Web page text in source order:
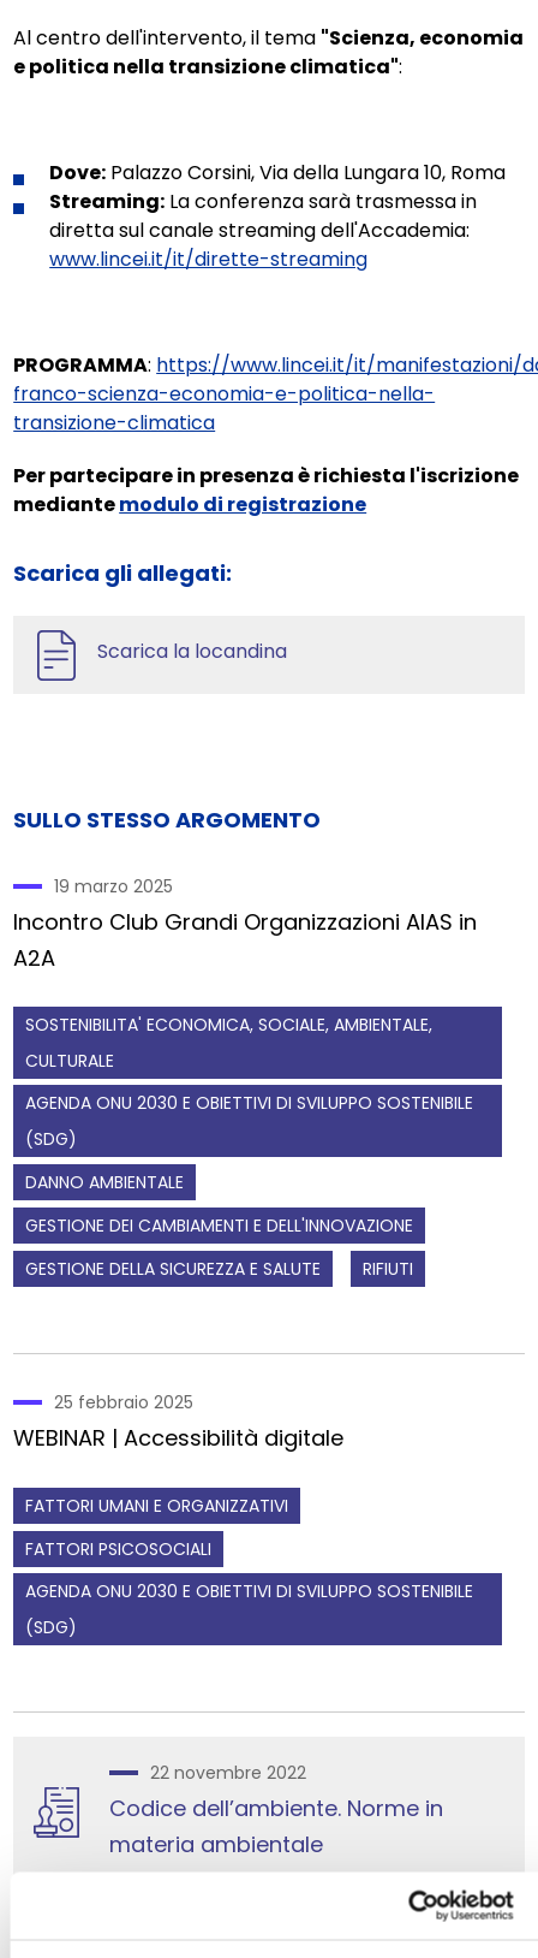
Al centro dell'intervento, il tema "Scienza, economia
e politica nella transizione climatica":
Dove: Palazzo Corsini, Via della Lungara 10, Roma
Streaming: La conferenza sarà trasmessa in
diretta sul canale streaming dell'Accademia:
www.lincei.it/it/dirette-streaming
PROGRAMMA: https://www.lincei.it/it/manifestazioni/
franco-scienza-economia-e-politica-nella-
transizione-climatica
Per partecipare in presenza è richiesta l'iscrizione
mediantemodulo di registrazione
Scarica gli allegati:
Scarica la locandina
SULLO STESSO ARGOMENTO
19 marzo 2025
Incontro Club Grandi Organizzazioni AIAS in
A2A
SOSTENIBILITA' ECONOMICA, SOCIALE, AMBIENTALE,
CULTURALE
AGENDA ONU 2030 E OBIETTIVI DI SVILUPPO SOSTENIBILE
(SDG)
DANNO AMBIENTALE
GESTIONE DEI CAMBIAMENTI E DELL'INNOVAZIONE
GESTIONE DELLA SICUREZZA E SALUTE
RIFIUTI
25 febbraio 2025
WEBINAR | Accessibilità digitale
FATTORI UMANI E ORGANIZZATIVI
FATTORI PSICOSOCIALI
AGENDA ONU 2030 E OBIETTIVI DI SVILUPPO SOSTENIBILE
(SDG)
22 novembre 2022
Codice dell’ambiente. Norme in
materia ambientale